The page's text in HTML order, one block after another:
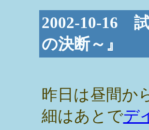
2002-10-16
の決断～』
昨日は昼間か
細はあとでデ